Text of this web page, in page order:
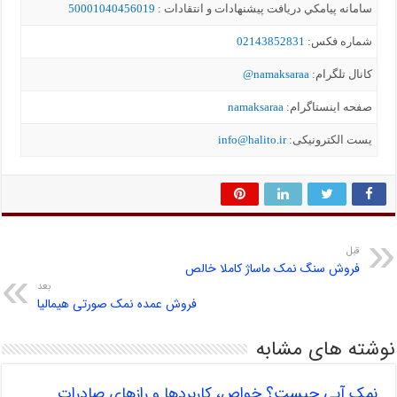
سامانه پيامکي دریافت پیشنهادات و انتقادات : 50001040456019
شماره فکس: 02143852831
کانال تلگرام:namaksaraa@
صفحه اینستاگرام:namaksaraa
یست الکترونیکی:info@halito.ir
قبل
فروش سنگ نمک ماساژ کاملا خالص
بعد
فروش عمده نمک صورتی هیمالیا
نوشته های مشابه